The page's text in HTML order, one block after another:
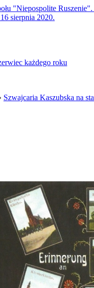
"Niepospolite
sierpnia 2020.
każdego roku
Szwajcaria Kaszubska na